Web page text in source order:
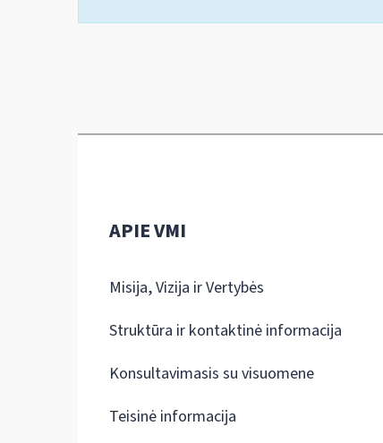
APIE VMI
Misija, Vizija ir Vertybės
Struktūra ir kontaktinė informacija
Konsultavimasis su visuomene
Teisinė informacija